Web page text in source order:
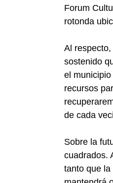
Forum
rotonda
Al
sostenido
el
recursos
de cada
Sobre la
cuadrados.
tanto que